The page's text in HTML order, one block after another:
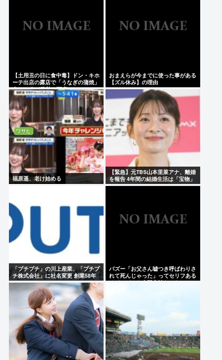
【土用丑の日に食中毒】ドン・キホ
ーテ出店の露店で「うなぎの蒲焼」
食べ14人が発熱や下痢
おまえらが今までに使った事がある
【ズル休み】の理由
福原遥、老け始める
【緊急】元TBS山本里菜アナ、離婚
を報告 4年間の結婚生活は「宝物」
「プチプチ」の川上産業、「プチプ
チ株式会社」に社名変更 創業58年
で
パズー「お父さん嘘つき呼ばわりさ
れて死んじゃった」ってセリフある
けど、どんな自殺方法だったの？